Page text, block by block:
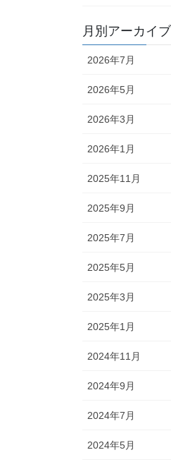
月別アーカイブ
2026年7月
2026年5月
2026年3月
2026年1月
2025年11月
2025年9月
2025年7月
2025年5月
2025年3月
2025年1月
2024年11月
2024年9月
2024年7月
2024年5月